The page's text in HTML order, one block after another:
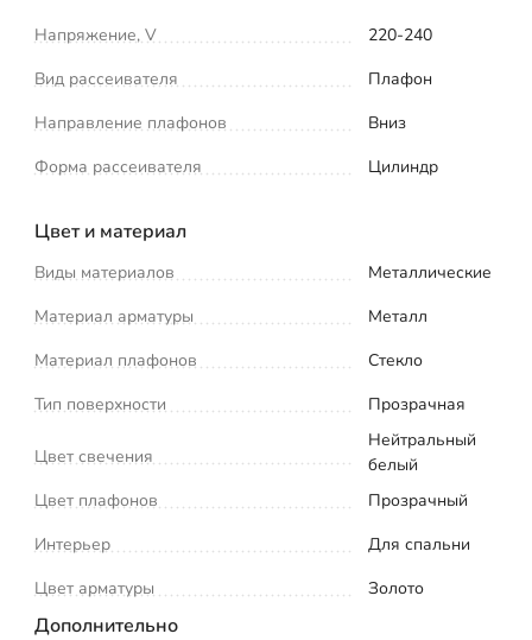
Напряжение, V
220-240
Вид рассеивателя
Плафон
Направление плафонов
Вниз
Форма рассеивателя
Цилиндр
Цвет и материал
Виды материалов
Металлические
Материал арматуры
Металл
Материал плафонов
Стекло
Тип поверхности
Прозрачная
Цвет свечения
Нейтральный
белый
Цвет плафонов
Прозрачный
Интерьер
Для спальни
Цвет арматуры
Золото
Дополнительно